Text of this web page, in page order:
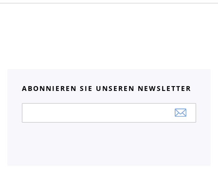
ABONNIEREN SIE UNSEREN NEWSLETTER
Newsletter: